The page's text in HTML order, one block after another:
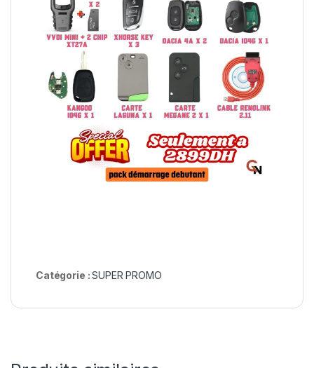
Catégorie :SUPER PROMO